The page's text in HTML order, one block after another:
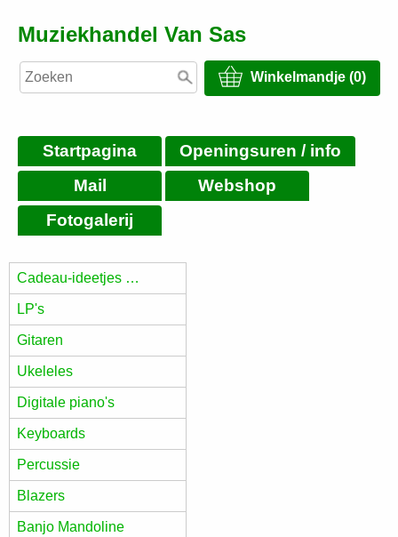
Muziekhandel Van Sas
Winkelmandje (0)
Startpagina
Openingsuren / info
Mail
Webshop
Fotogalerij
Cadeau-ideetjes …
LP's
Gitaren
Ukeleles
Digitale piano's
Keyboards
Percussie
Blazers
Banjo Mandoline